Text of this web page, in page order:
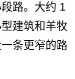
路。大约 1
建筑和羊牧
条更窄的­路